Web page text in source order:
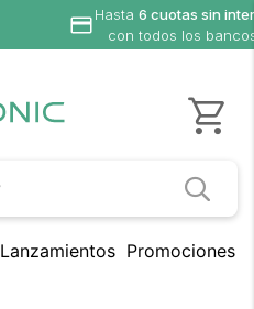
Hasta 6 cuotas sin
con todos los
Lanzamientos Promociones